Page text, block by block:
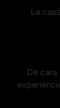
"La
De